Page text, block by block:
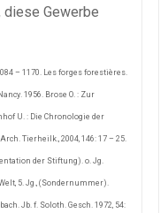
Gewerbe
– 1170. Les forges forestières.
1956. Brose O. : Zur
U. : Die Chronologie der
Tierheilk., 2004, 146: 17 – 25.
der Stiftung). o. Jg.
5. Jg., (Sondernummer).
Jb. f. Soloth. Gesch. 1972, 54: